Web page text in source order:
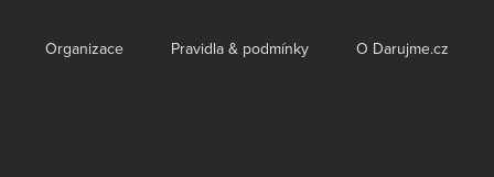
Organizace Pravidla & podmínky O Darujme.cz